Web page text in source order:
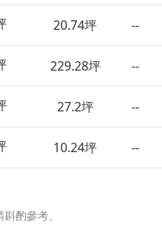
20.74坪 --
229.28坪 --
27.2坪 --
10.24坪 --
酌參考。